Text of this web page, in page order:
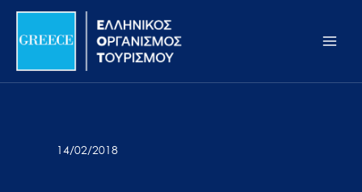
Σημείωση:
ιστότοπος
προσβασιμότητας.
Μετάβαση
περιεχόμενο
14/02/2018